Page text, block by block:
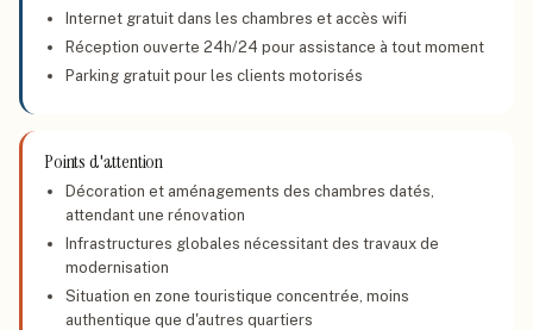
Internet gratuit dans les chambres et accès wifi
Réception ouverte 24h/24 pour assistance à tout moment
Parking gratuit pour les clients motorisés
Points d'attention
Décoration et aménagements des chambres datés,
attendant une rénovation
Infrastructures globales nécessitant des travaux de
modernisation
Situation en zone touristique concentrée, moins
authentique que d'autres quartiers